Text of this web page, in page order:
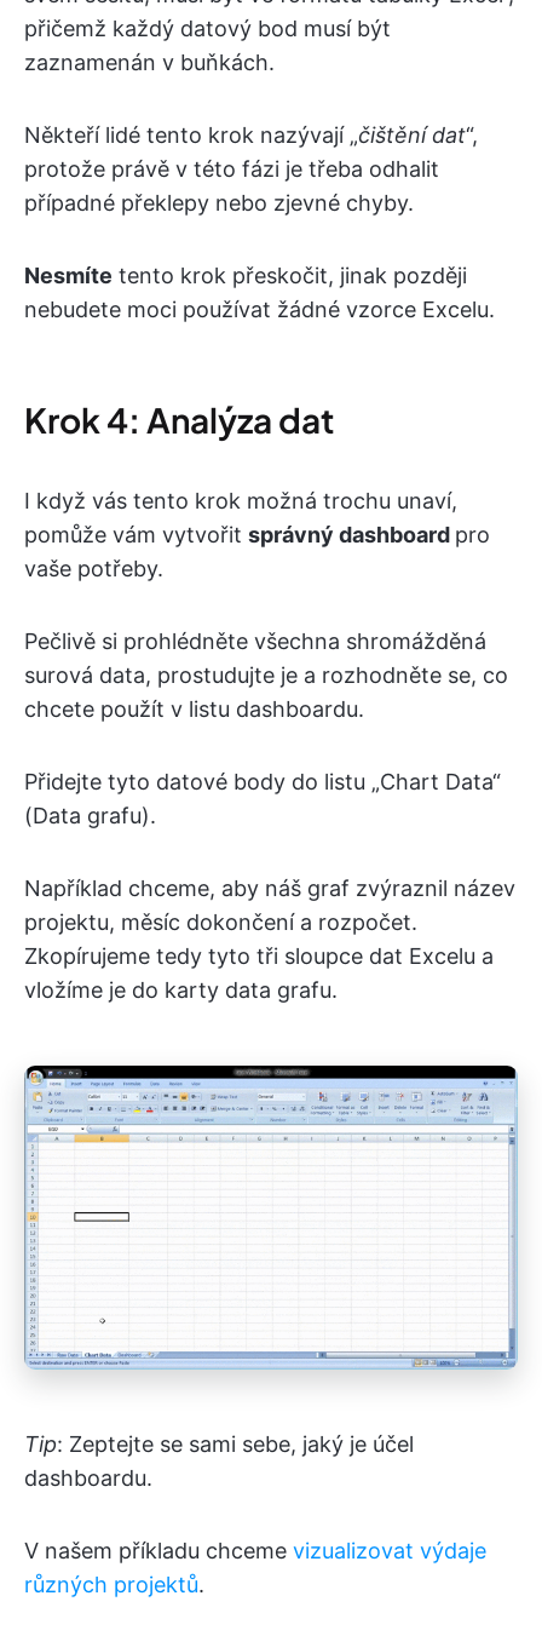
přičemž každý datový bod musí být
zaznamenán v buňkách.
Někteří lidé tento krok nazývají „čištění dat“,
protože právě v této fázi je třeba odhalit
případné překlepy nebo zjevné chyby.
Nesmíte tento krok přeskočit, jinak později
nebudete moci používat žádné vzorce Excelu.
Krok 4: Analýza dat
I když vás tento krok možná trochu unaví,
pomůže vám vytvořit správný dashboard pro
vaše potřeby.
Pečlivě si prohlédněte všechna shromážděná
surová data, prostudujte je a rozhodněte se, co
chcete použít v listu dashboardu.
Přidejte tyto datové body do listu „Chart Data“
(Data grafu).
Například chceme, aby náš graf zvýraznil název
projektu, měsíc dokončení a rozpočet.
Zkopírujeme tedy tyto tři sloupce dat Excelu a
vložíme je do karty data grafu.
Tip: Zeptejte se sami sebe, jaký je účel
dashboardu.
V našem příkladu chceme vizualizovat výdaje
různých projektů.